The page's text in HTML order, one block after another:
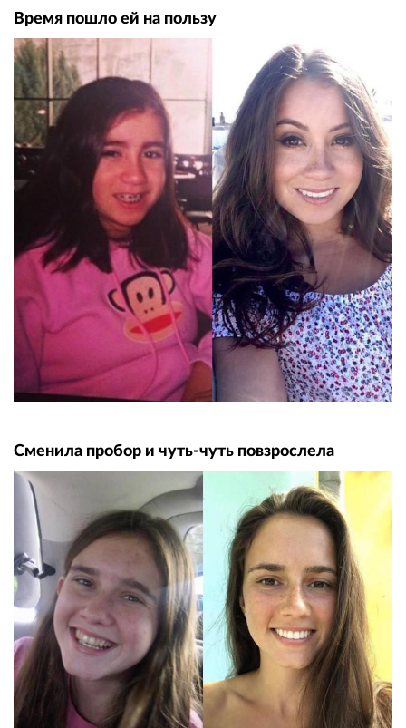
Время пошло ей на пользу
Сменила пробор и чуть-чуть повзрослела